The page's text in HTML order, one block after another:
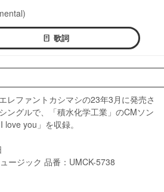
歌詞
レファントカシマシの23年3月に発売さ
ングルで、「積水化学工業」のCMソン
you」を収録。
ージック 品番：UMCK-5738